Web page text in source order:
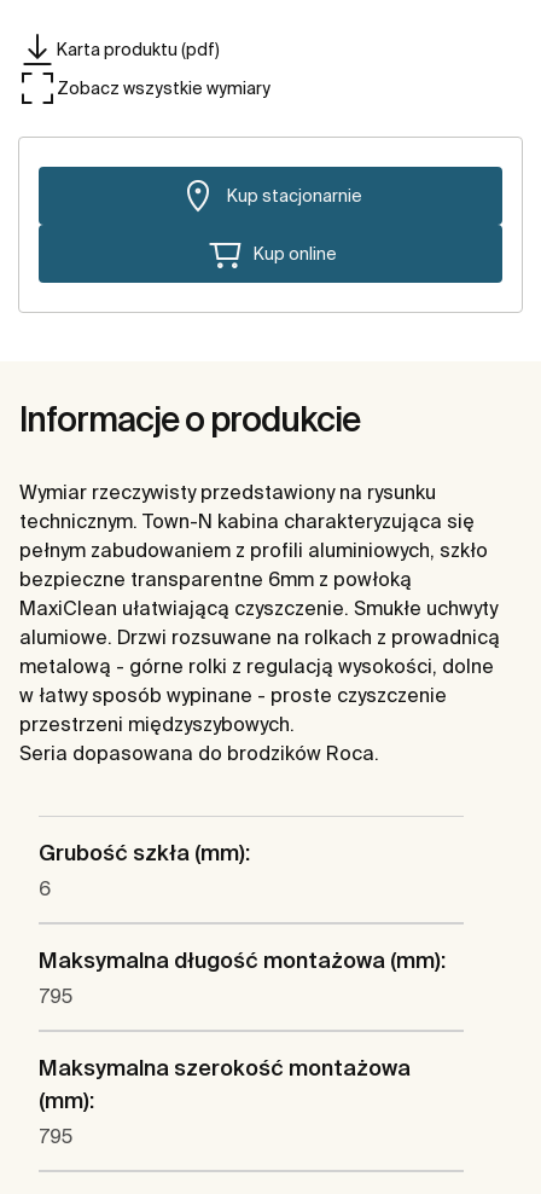
Karta produktu (pdf)
Zobacz wszystkie wymiary
Kup stacjonarnie
Kup online
Informacje o produkcie
Wymiar rzeczywisty przedstawiony na rysunku
technicznym. Town-N kabina charakteryzująca się
pełnym zabudowaniem z profili aluminiowych, szkło
bezpieczne transparentne 6mm z powłoką
MaxiClean ułatwiającą czyszczenie. Smukłe uchwyty
alumiowe. Drzwi rozsuwane na rolkach z prowadnicą
metalową - górne rolki z regulacją wysokości, dolne
w łatwy sposób wypinane - proste czyszczenie
przestrzeni międzyszybowych.
Seria dopasowana do brodzików Roca.
Grubość szkła (mm):
6
Maksymalna długość montażowa (mm):
795
Maksymalna szerokość montażowa
(mm):
795